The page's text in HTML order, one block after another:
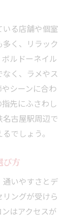
る店舗や個室
く、リラック
ルドーネイル
く、ラメやス
シーンに合わ
先にふさわし
古屋駅周辺で
でしょう。
び方
いやすさとデ
ングが受けら
はアクセスが